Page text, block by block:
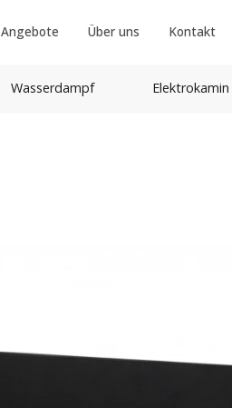
Angebote Über uns Kontakt
Wasserdampf Elektrokamin